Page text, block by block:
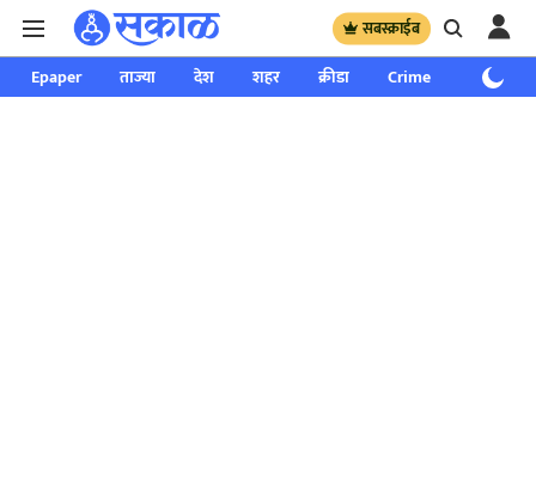
सबस्क्राईब
Epaper ताज्या देश शहर क्रीडा Crime साप्ताहिक